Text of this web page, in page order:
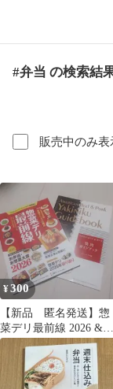
#弁当 の検索結
販売中のみ表
¥300
【新品 匿名発送】惣
菜デリ最前線 2026 &
焼肉ガイドブック